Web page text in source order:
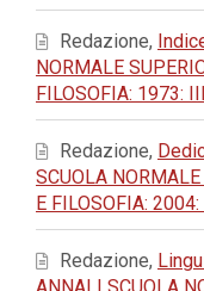
Redazione,
NORMALE
FILOSOFIA: 1973:
Redazione,
SCUOLA
E FILOSOFIA:
Redazione,